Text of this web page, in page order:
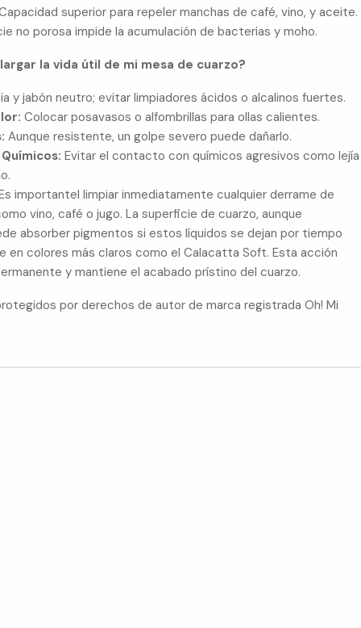
superior para repeler manchas de café, vino, y aceite.
no porosa impide la acumulación de bacterias y moho.
la vida útil de mi mesa de cuarzo?
y jabón neutro; evitar limpiadores ácidos o alcalinos fuertes.
Colocar posavasos o alfombrillas para ollas calientes.
Aunque resistente, un golpe severo puede dañarlo.
Evitar el contacto con químicos agresivos como lejía
importantel limpiar inmediatamente cualquier derrame de
vino, café o jugo. La superficie de cuarzo, aunque
absorber pigmentos si estos líquidos se dejan por tiempo
en colores más claros como el Calacatta Soft. Esta acción
y mantiene el acabado prístino del cuarzo.
por derechos de autor de marca registrada Oh! Mi